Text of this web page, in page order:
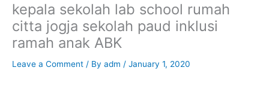
kepala sekolah lab school rumah
citta jogja sekolah paud inklusi
ramah anak ABK
Leave a Comment / By adm / January 1, 2020